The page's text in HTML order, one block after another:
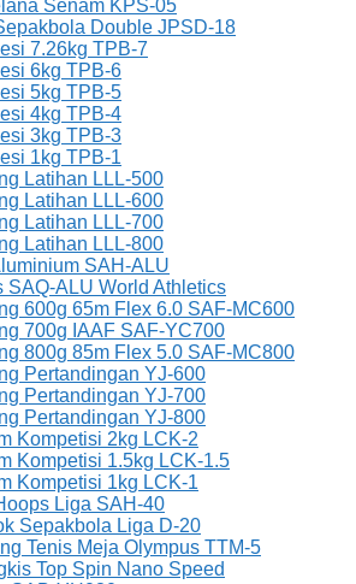
Senam KPS-05
Double JPSD-18
7.26kg TPB-7
6kg TPB-6
5kg TPB-5
4kg TPB-4
3kg TPB-3
1kg TPB-1
Latihan LLL-500
Latihan LLL-600
Latihan LLL-700
Latihan LLL-800
SAH-ALU
SAQ-ALU World Athletics
600g 65m Flex 6.0 SAF-MC600
700g IAAF SAF-YC700
800g 85m Flex 5.0 SAF-MC800
Pertandingan YJ-600
Pertandingan YJ-700
Pertandingan YJ-800
Kompetisi 2kg LCK-2
Kompetisi 1.5kg LCK-1.5
Kompetisi 1kg LCK-1
Liga SAH-40
Sepakbola Liga D-20
Tenis Meja Olympus TTM-5
Top Spin Nano Speed